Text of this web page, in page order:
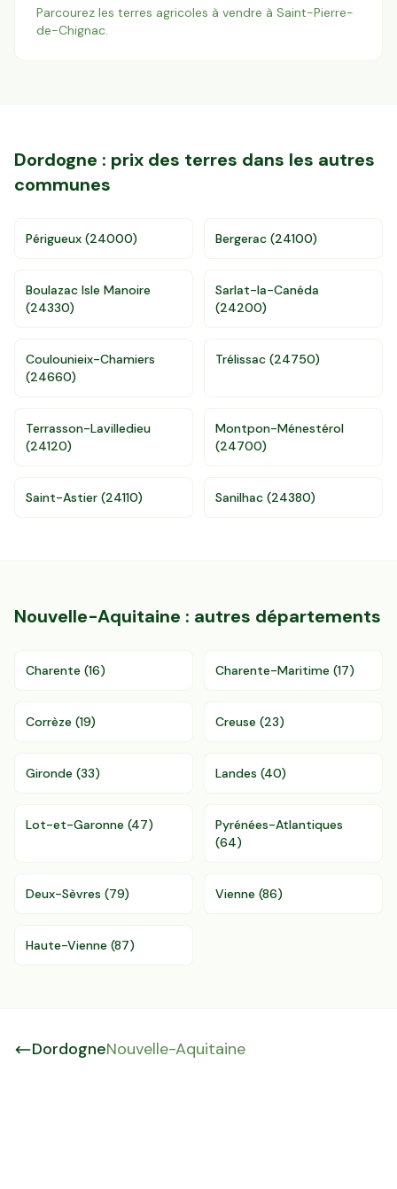
Parcourez les terres agricoles à vendre à Saint-Pierre-
de-Chignac.
Dordogne : prix des terres dans les autres
communes
Périgueux (24000) Bergerac (24100)
Boulazac Isle Manoire
(24330)
Sarlat-la-Canéda
(24200)
Coulounieix-Chamiers
(24660)
Trélissac (24750)
Terrasson-Lavilledieu
(24120)
Montpon-Ménestérol
(24700)
Saint-Astier (24110) Sanilhac (24380)
Nouvelle-Aquitaine : autres départements
Charente (16) Charente-Maritime (17)
Corrèze (19) Creuse (23)
Gironde (33) Landes (40)
Lot-et-Garonne (47)
Pyrénées-Atlantiques
(64)
Deux-Sèvres (79) Vienne (86)
Haute-Vienne (87)
DordogneNouvelle-Aquitaine
Accès gratuit illimité
Donnees de valeurs foncières officielles
96 departements